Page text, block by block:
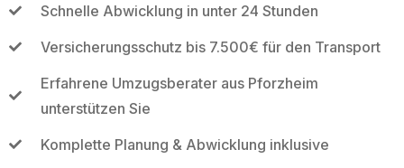
Schnelle Abwicklung in unter 24 Stunden
Versicherungsschutz bis 7.500€ für den Transport
Erfahrene Umzugsberater aus Pforzheim
unterstützen Sie
Komplette Planung & Abwicklung inklusive